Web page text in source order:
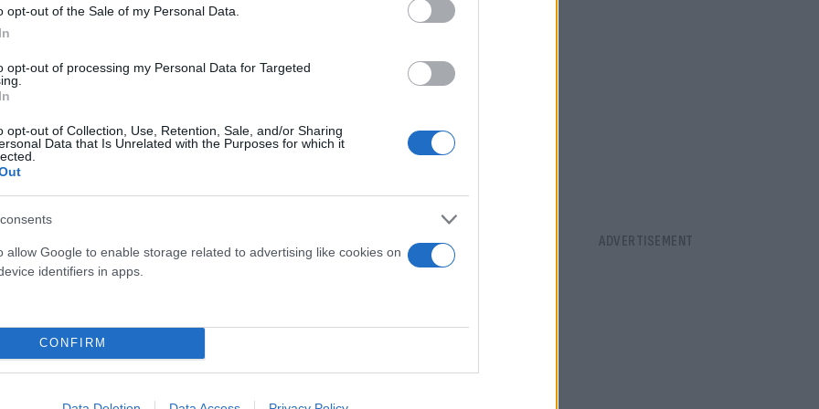
opt-out of the Sale of my Personal Data.
opt-out of processing my Personal Data for Targeted
opt-out of Collection, Use, Retention, Sale, and/or Sharing
Data that Is Unrelated with the Purposes for which it
allow Google to enable storage related to advertising like cookies on
identifiers in apps.
CONFIRM
Ανοιχτά όλα τα
πόδια - Φωτογραφία